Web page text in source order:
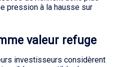
pression à la hausse sur
valeur refuge
investisseurs considèrent